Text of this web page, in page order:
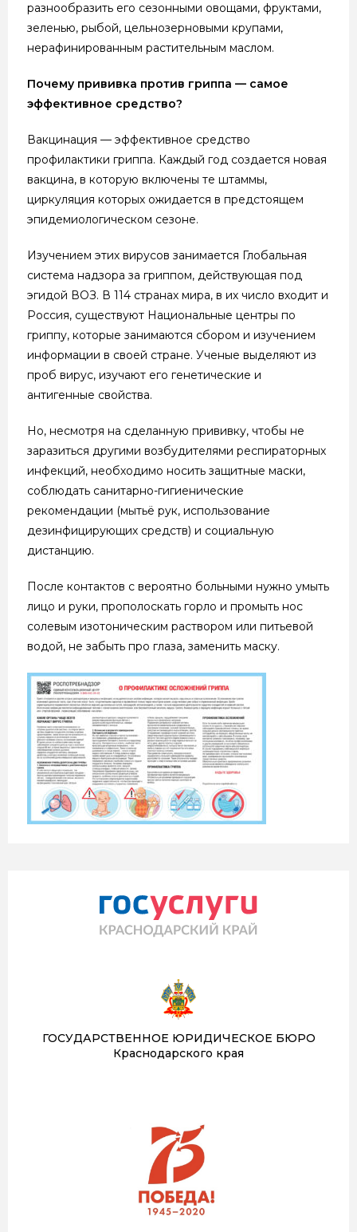
разнообразить его сезонными овощами, фруктами,
зеленью, рыбой, цельнозерновыми крупами,
нерафинированным растительным маслом.
Почему прививка против гриппа — самое
эффективное средство?
Вакцинация — эффективное средство
профилактики гриппа. Каждый год создается новая
вакцина, в которую включены те штаммы,
циркуляция которых ожидается в предстоящем
эпидемиологическом сезоне.
Изучением этих вирусов занимается Глобальная
система надзора за гриппом, действующая под
эгидой ВОЗ. В 114 странах мира, в их число входит и
Россия, существуют Национальные центры по
гриппу, которые занимаются сбором и изучением
информации в своей стране. Ученые выделяют из
проб вирус, изучают его генетические и
антигенные свойства.
Но, несмотря на сделанную прививку, чтобы не
заразиться другими возбудителями респираторных
инфекций, необходимо носить защитные маски,
соблюдать санитарно-гигиенические
рекомендации (мытьё рук, использование
дезинфицирующих средств) и социальную
дистанцию.
После контактов с вероятно больными нужно умыть
лицо и руки, прополоскать горло и промыть нос
солевым изотоническим раствором или питьевой
водой, не забыть про глаза, заменить маску.
ГОСУДАРСТВЕННОЕ ЮРИДИЧЕСКОЕ БЮРО
Краснодарского края